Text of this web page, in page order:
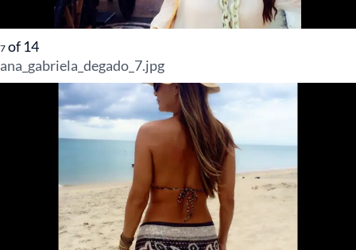
7 of 14
ana_gabriela_degado_7.jpg